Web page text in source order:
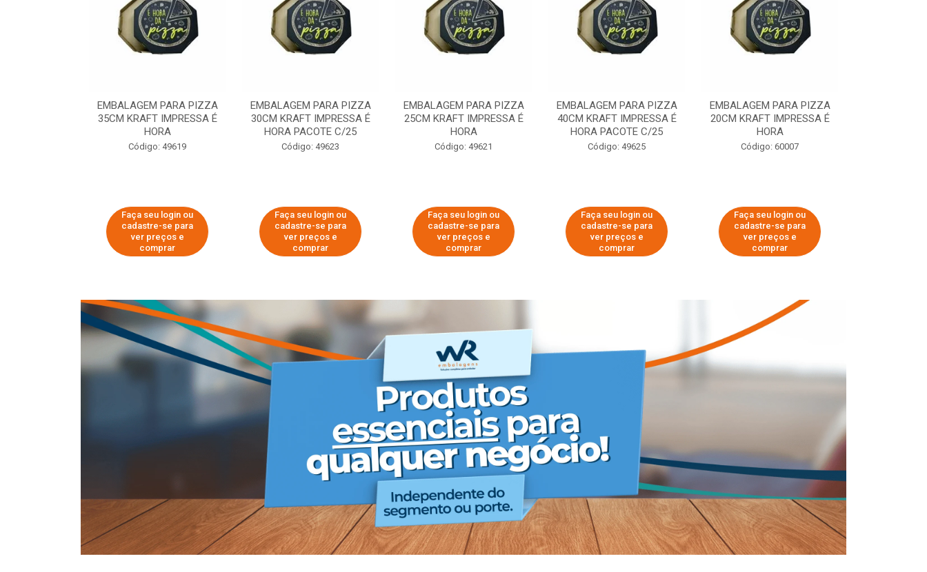
EMBALAGEM PARA PIZZA
35CM KRAFT IMPRESSA É
HORA
Código: 49619
Faça seu login ou
cadastre-se para
ver preços e
comprar
EMBALAGEM PARA PIZZA
30CM KRAFT IMPRESSA É
HORA PACOTE C/25
Código: 49623
Faça seu login ou
cadastre-se para
ver preços e
comprar
EMBALAGEM PARA PIZZA
25CM KRAFT IMPRESSA É
HORA
Código: 49621
Faça seu login ou
cadastre-se para
ver preços e
comprar
EMBALAGEM PARA PIZZA
40CM KRAFT IMPRESSA É
HORA PACOTE C/25
Código: 49625
Faça seu login ou
cadastre-se para
ver preços e
comprar
EMBALAGEM PARA PIZZA
20CM KRAFT IMPRESSA É
HORA
Código: 60007
Faça seu login ou
cadastre-se para
ver preços e
comprar